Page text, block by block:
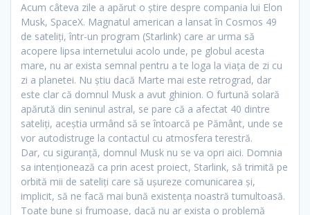
Acum câteva zile a apărut o ştire despre compania lui Elon
Musk, SpaceX. Magnatul american a lansat în Cosmos 49
de sateliţi, într-un program (Starlink) care ar urma să
acopere lipsa internetului acolo unde, pe globul acesta
mare, nu ar exista semnal pentru a te loga la viaţa de zi cu
zi a planetei. Nu ştiu dacă Marte mai este retrograd, dar
este clar că domnul Musk a avut ghinion. O furtună solară
apărută din seninul astral, se pare că a afectat 40 dintre
sateliţi, aceştia urmând să se întoarcă pe Pământ, unde se
vor autodistruge la contactul cu atmosfera terestră.
Dar, cu siguranţă, domnul Musk nu se va opri aici. Domnia
sa intenţionează ca prin acest proiect, Starlink, să trimită pe
orbită mii de sateliţi care să uşureze comunicarea şi,
implicit, să ne facă mai bună existenţa noastră tumultoasă.
Toate bune şi frumoase, dacă nu ar exista o problemă